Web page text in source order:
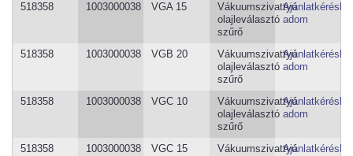
518358 1003000038 VGA 15
Vákuumszivattyú
olajleválasztó
szűrő
adom
518358 1003000038 VGB 20
Vákuumszivattyú
olajleválasztó
szűrő
adom
518358 1003000038 VGC 10
Vákuumszivattyú
olajleválasztó
szűrő
adom
518358 1003000038 VGC 15
Vákuumszivattyú